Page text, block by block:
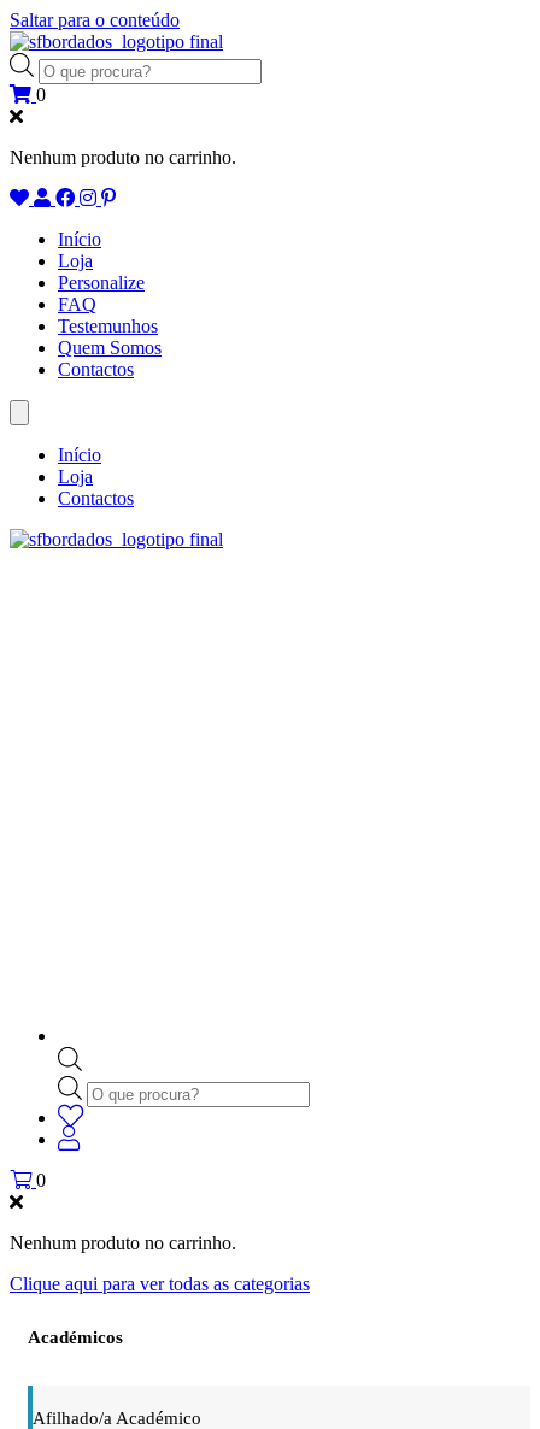
Saltar para o conteúdo
Products
search
0
Nenhum produto no carrinho.
Início
Loja
Personalize
FAQ
Testemunhos
Quem Somos
Contactos
Início
Loja
Contactos
Products
search
0
Nenhum produto no carrinho.
Clique aqui para ver todas as categorias
Académicos
Afilhado/a Académico